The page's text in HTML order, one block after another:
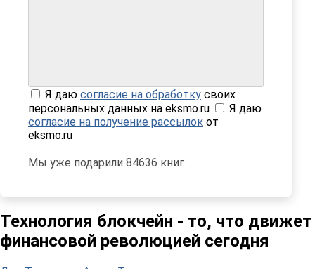
Я даю согласие на обработку своих
персональных данных на eksmo.ru
Я даю
согласие на получение рассылок от
eksmo.ru
Мы уже подарили 84636 книг
Технология блокчейн - то, что движет
финансовой революцией сегодня